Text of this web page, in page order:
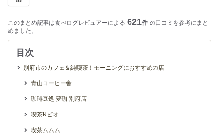
このまとめ記事は食べログレビュアーによる 621件 の口コミを参考にまと
めました。
目次
別府市のカフェ＆純喫茶！モーニングにおすすめの店
青山コーヒー舎
珈琲豆処 夢珈 別府店
喫茶Nピオ
喫茶ムムム